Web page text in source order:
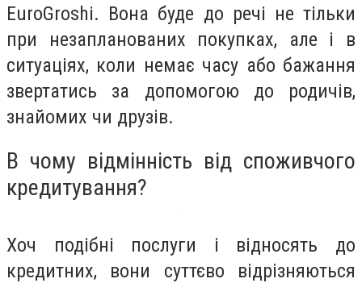
EuroGroshi. Вона буде до речі не тільки
при незапланованих покупках, але і в
ситуаціях, коли немає часу або бажання
звертатись за допомогою до родичів,
знайомих чи друзів.
В чому відмінність від споживчого
кредитування?
Хоч подібні послуги і відносять до
кредитних, вони суттєво відрізняються